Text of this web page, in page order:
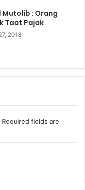
Mutolib : Orang
Taat Pajak
2018
Required fields are